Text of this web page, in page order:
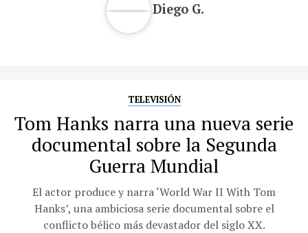
Diego G.
TELEVISIÓN
Tom Hanks narra una nueva serie
documental sobre la Segunda
Guerra Mundial
El actor produce y narra ‘World War II With Tom
Hanks’, una ambiciosa serie documental sobre el
conflicto bélico más devastador del siglo XX.